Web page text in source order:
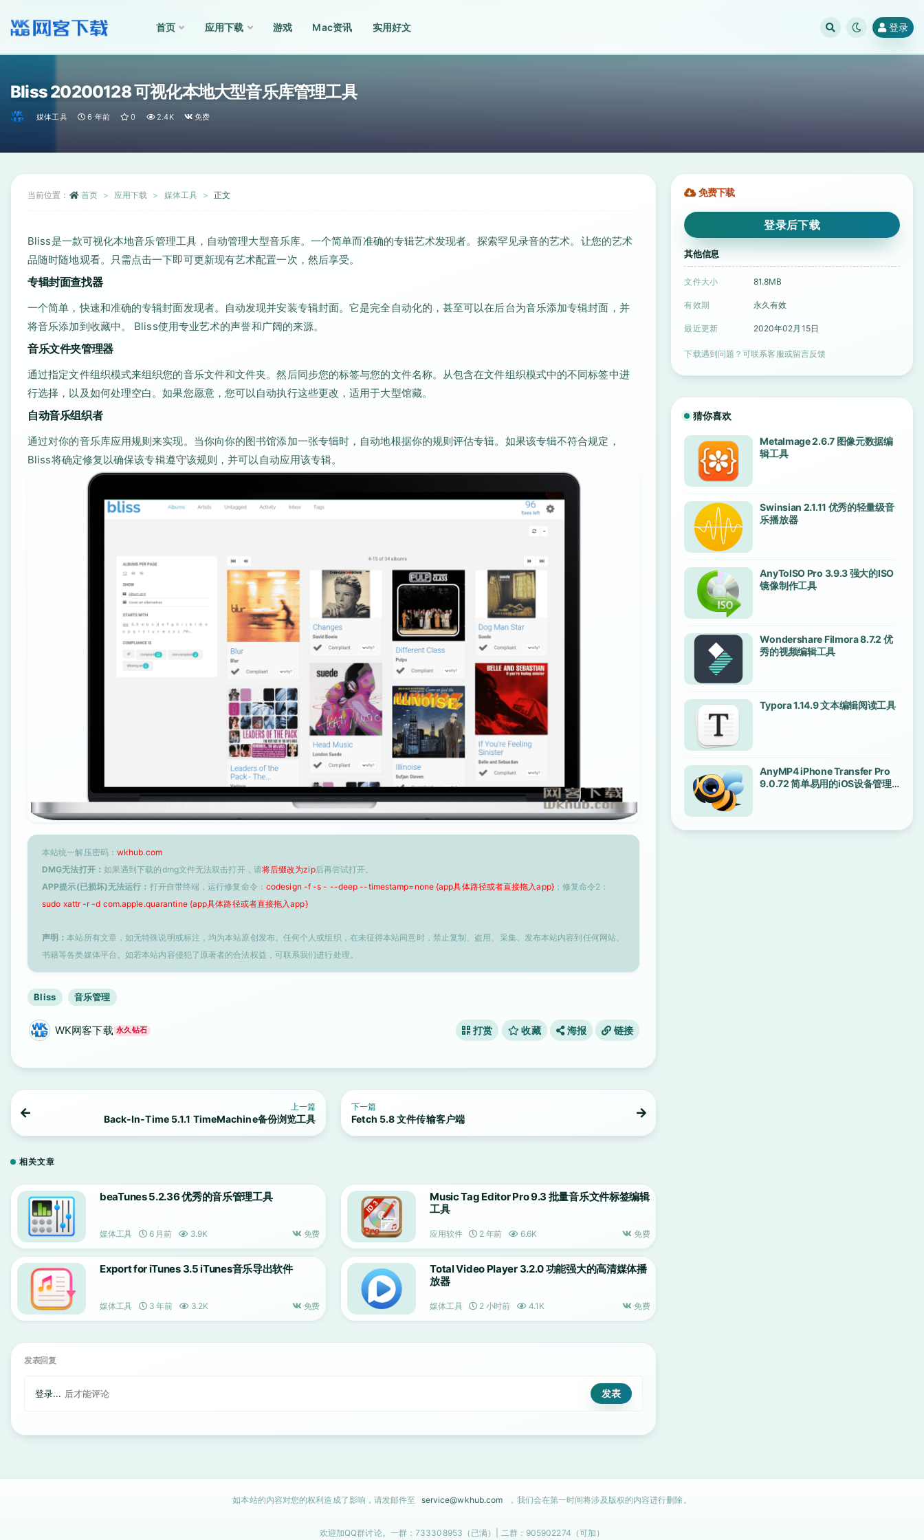
首页 应用下载 游戏 Mac资讯 实用好文 登录
Bliss 20200128 可视化本地大型音乐库管理工具
媒体工具 6 年前 0 2.4K 免费
当前位置： 首页 应用下载 媒体工具 正文
Bliss是一款可视化本地音乐管理工具，自动管理大型音乐库。一个简单而准确的专辑艺术发现者。探索罕见录音的艺术。让您的艺术
品随时随地观看。只需点击一下即可更新现有艺术配置一次，然后享受。
专辑封面查找器
一个简单，快速和准确的专辑封面发现者。自动发现并安装专辑封面。它是完全自动化的，甚至可以在后台为音乐添加专辑封面，并
将音乐添加到收藏中。 Bliss使用专业艺术的声誉和广阔的来源。
音乐文件夹管理器
通过指定文件组织模式来组织您的音乐文件和文件夹。然后同步您的标签与您的文件名称。从包含在文件组织模式中的不同标签中进
行选择，以及如何处理空白。如果您愿意，您可以自动执行这些更改，适用于大型馆藏。
自动音乐组织者
通过对你的音乐库应用规则来实现。当你向你的图书馆添加一张专辑时，自动地根据你的规则评估专辑。如果该专辑不符合规定，
Bliss将确定修复以确保该专辑遵守该规则，并可以自动应用该专辑。
本站统一解压密码： wkhub.com
DMG无法打开： 如果遇到下载的dmg文件无法双击打开，请将后缀改为zip后再尝试打开。
APP提示(已损坏)无法运行： 打开自带终端，运行修复命令： codesign -f -s - --deep --timestamp=none {app具体路径或者直接拖入app}；修复命令2：
sudo xattr -r -d com.apple.quarantine {app具体路径或者直接拖入app}
声明：本站所有文章，如无特殊说明或标注，均为本站原创发布。任何个人或组织，在未征得本站同意时，禁止复制、盗用、采集、发布本站内容到任何网站、
书籍等各类媒体平台。如若本站内容侵犯了原著者的合法权益，可联系我们进行处理。
Bliss 音乐管理
WK网客下载 永久钻石 打赏 收藏 海报 链接
上一篇
Back-In-Time 5.1.1 TimeMachine备份浏览工具
下一篇
Fetch 5.8 文件传输客户端
相关文章
beaTunes 5.2.36 优秀的音乐管理工具
媒体工具 6 月前 3.9K 免费
Music Tag Editor Pro 9.3 批量音乐文件标签编辑
工具
应用软件 2 年前 6.6K 免费
Export for iTunes 3.5 iTunes音乐导出软件
媒体工具 3 年前 3.2K 免费
Total Video Player 3.2.0 功能强大的高清媒体播
放器
媒体工具 2 小时前 4.1K 免费
发表回复
登录... 后才能评论
免费下载
登录后下载
其他信息
文件大小 81.8MB
有效期 永久有效
最近更新 2020年02月15日
下载遇到问题？可联系客服或留言反馈
猜你喜欢
MetaImage 2.6.7 图像元数据编
辑工具
Swinsian 2.1.11 优秀的轻量级音
乐播放器
AnyToISO Pro 3.9.3 强大的ISO
镜像制作工具
Wondershare Filmora 8.7.2 优
秀的视频编辑工具
Typora 1.14.9 文本编辑阅读工具
AnyMP4 iPhone Transfer Pro
9.0.72 简单易用的iOS设备管理
如本站的内容对您的权利造成了影响，请发邮件至 service@wkhub.com ，我们会在第一时间将涉及版权的内容进行删除。
欢迎加QQ群讨论。一群：733308953（已满）| 二群：905902274（可加）